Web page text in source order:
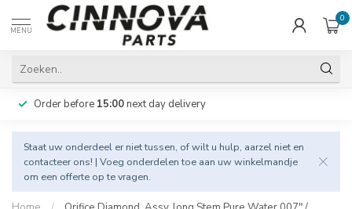
MENU
0
Order before 15:00next day delivery
Staat uw onderdeel er niet tussen, of wilt u hulp, aarzel niet en
contacteer ons! | Voeg onderdelen toe aan uw winkelmandje
om een offerte op te vragen.